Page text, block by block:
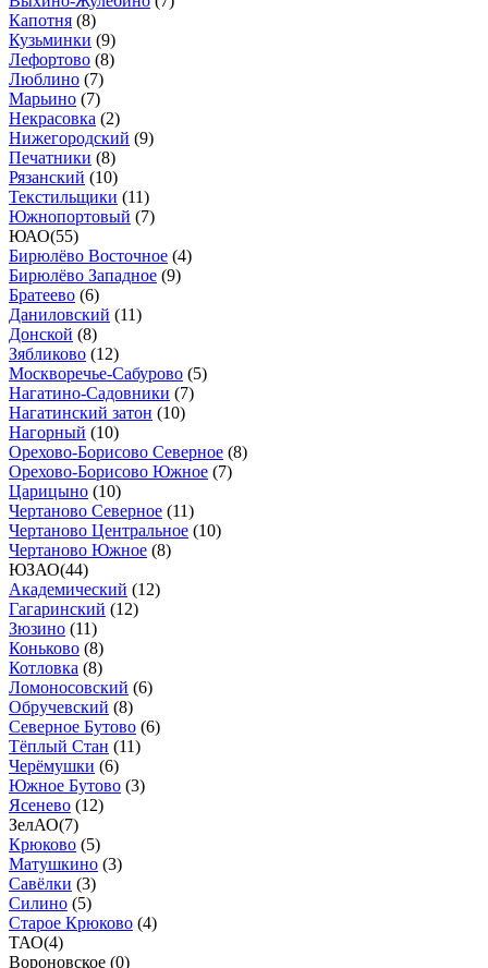
Капотня (8)
Кузьминки (9)
Лефортово (8)
Люблино (7)
Марьино (7)
Некрасовка (2)
Нижегородский (9)
Печатники (8)
Рязанский (10)
Текстильщики (11)
Южнопортовый (7)
ЮАО(55)
Бирюлёво Восточное (4)
Бирюлёво Западное (9)
Братеево (6)
Даниловский (11)
Донской (8)
Зябликово (12)
Москворечье-Сабурово (5)
Нагатино-Садовники (7)
Нагатинский затон (10)
Нагорный (10)
Орехово-Борисово Северное (8)
Орехово-Борисово Южное (7)
Царицыно (10)
Чертаново Северное (11)
Чертаново Центральное (10)
Чертаново Южное (8)
ЮЗАО(44)
Академический (12)
Гагаринский (12)
Зюзино (11)
Коньково (8)
Котловка (8)
Ломоносовский (6)
Обручевский (8)
Северное Бутово (6)
Тёплый Стан (11)
Черёмушки (6)
Южное Бутово (3)
Ясенево (12)
ЗелАО(7)
Крюково (5)
Матушкино (3)
Савёлки (3)
Силино (5)
Старое Крюково (4)
ТАО(4)
Вороновское (0)